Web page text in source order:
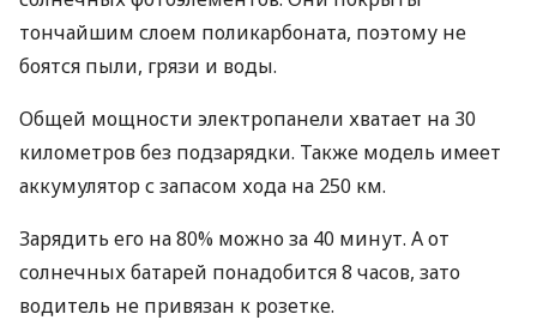
тончайшим слоем поликарбоната, поэтому не
боятся пыли, грязи и воды.
Общей мощности электропанели хватает на 30
километров без подзарядки. Также модель имеет
аккумулятор с запасом хода на 250 км.
Зарядить его на 80% можно за 40 минут. А от
солнечных батарей понадобится 8 часов, зато
водитель не привязан к розетке.